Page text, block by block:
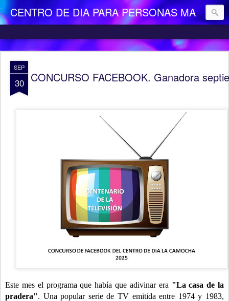
CENTRO DE DIA PARA PERSONAS MAYORES DEPENDIENTES "LA CAMOCHA"
SEP
30 CONCURSO FACEBOOK. Ganadora
Este mes el programa que había que adivinar era "La casa de la
pradera". Una popular serie de TV emitida entre 1974 y 1983,